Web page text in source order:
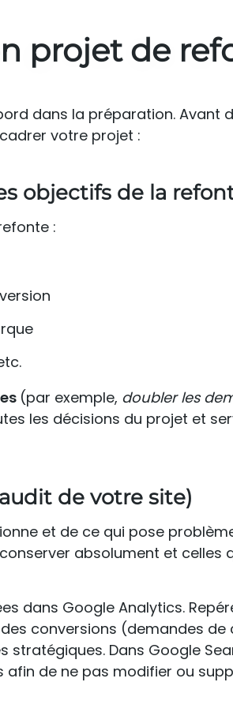
projet de
dans la préparation. Avant
votre projet :
objectifs de la
:
(par exemple, doubler les
les décisions du projet et
de votre site)
et de ce qui pose
absolument et
dans Google Analytics.
conversions (demandes de
Dans Google
de ne pas modifier ou